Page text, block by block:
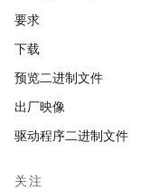
要求
下载
预览二进制文件
出厂映像
驱动程序二进制文件
关注